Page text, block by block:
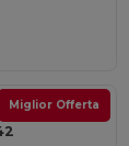
Miglior Offerta